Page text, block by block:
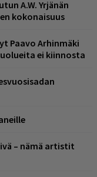
A.W. Yrjänän
kokonaisuus
Paavo Arhinmäki
ei kiinnosta
– nämä artistit